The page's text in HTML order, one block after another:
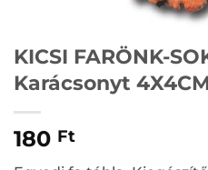
KICSI FARÖNK-
Karácsonyt
180 Ft